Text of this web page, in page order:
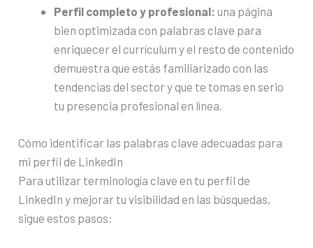
Perfil completo y profesional: una página
bien optimizada con palabras clave para
enriquecer el currículum y el resto de contenido
demuestra que estás familiarizado con las
tendencias del sector y que te tomas en serio
tu presencia profesional en línea.
Cómo identificar las palabras clave adecuadas para
mi perfil de LinkedIn
Para utilizar terminología clave en tu perfil de
LinkedIn y mejorar tu visibilidad en las búsquedas,
sigue estos pasos: